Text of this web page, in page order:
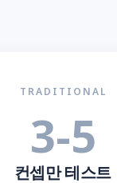
TRADITIONAL
3-5
컨셉만 테스트